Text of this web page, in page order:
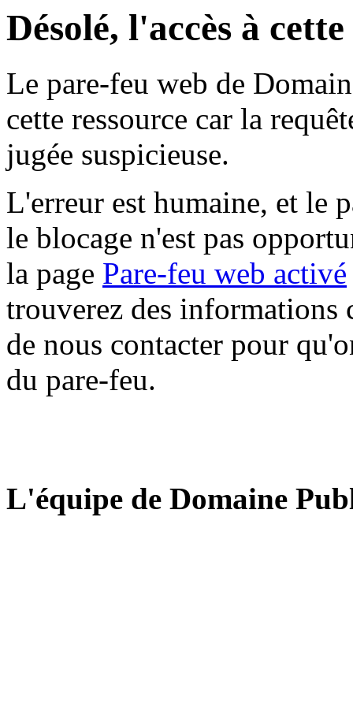
Désolé, l'accès à
Le pare-feu web de
cette ressource car la
jugée suspicieuse.
L'erreur est humaine, et le
le blocage n'est pas
la page Pare-feu web activé
trouverez des informations
de nous contacter pour
du pare-feu.
L'équipe de Domaine